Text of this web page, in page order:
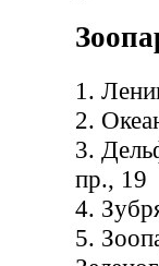
1.
2.
3.
пр., 19
4.
5.